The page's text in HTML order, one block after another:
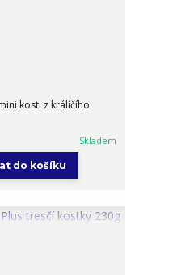
kosti z králíčího
Skladem
do košíku